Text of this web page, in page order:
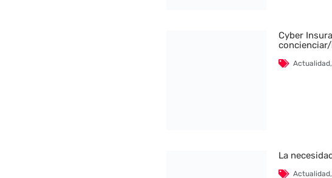
Cyber
Actualidad,
La
Actualidad,